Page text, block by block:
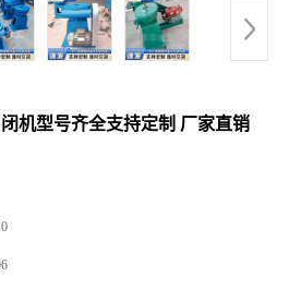
机型号齐全支持定制 厂家直销